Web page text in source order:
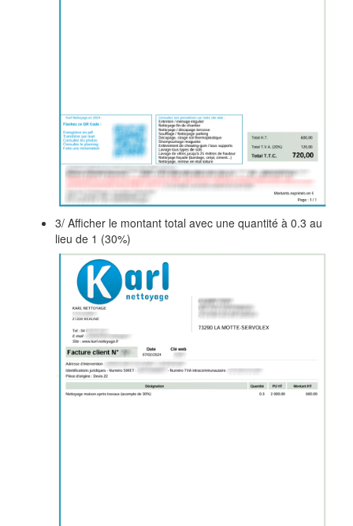
3/ Afficher le montant total avec une quantité à 0.3 au
lieu de 1 (30%)